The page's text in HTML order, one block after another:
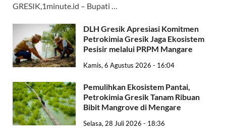
GRESIK,1minute.id – Bupati …
DLH Gresik Apresiasi Komitmen
Petrokimia Gresik Jaga Ekosistem
Pesisir melalui PRPM Mangare
Kamis, 6 Agustus 2026 - 16:04
Pemulihkan Ekosistem Pantai,
Petrokimia Gresik Tanam Ribuan
Bibit Mangrove di Mengare
Selasa, 28 Juli 2026 - 18:36